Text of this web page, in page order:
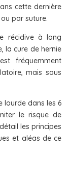
cette dernière
par suture.
récidive à long
la cure de hernie
fréquemment
mais sous
lourde dans les 6
le risque de
les principes
et aléas de ce